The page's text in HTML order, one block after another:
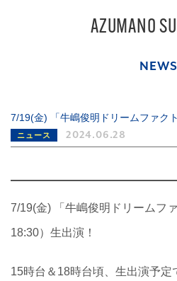
AZUMANO
NEWS
7/19(金) 「牛嶋俊明ドリームファク
ニュース 2024.06.28
7/19(金) 「牛嶋俊明ドリームフ
18:30）生出演！
15時台＆18時台頃、生出演予定